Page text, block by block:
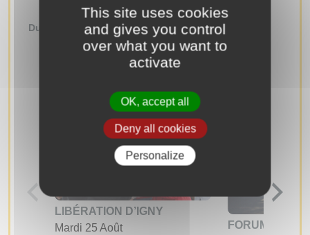
Du au
RECHERCHER
LIBÉRATION D’IGNY
Mardi 25 Août
FORUM DES
This site uses cookies
and gives you control
over what you want to
activate
OK, accept all
Deny all cookies
Personalize